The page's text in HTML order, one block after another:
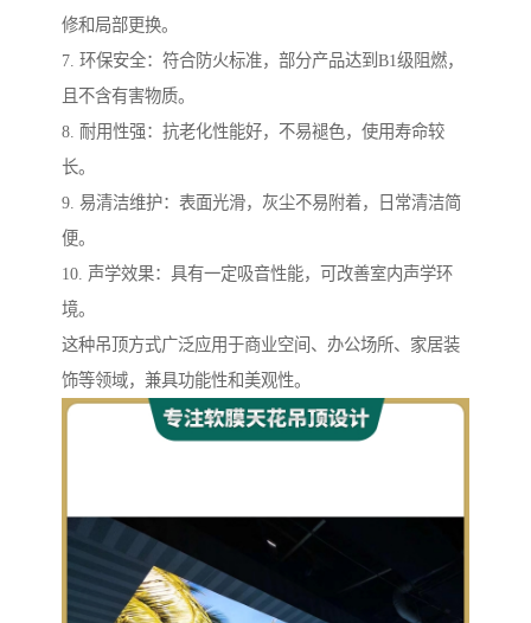
修和局部更换。
7. 环保安全：符合防火标准，部分产品达到B1级阻燃，
且不含有害物质。
8. 耐用性强：抗老化性能好，不易褪色，使用寿命较
长。
9. 易清洁维护：表面光滑，灰尘不易附着，日常清洁简
便。
10. 声学效果：具有一定吸音性能，可改善室内声学环
境。
这种吊顶方式广泛应用于商业空间、办公场所、家居装
饰等领域，兼具功能性和美观性。